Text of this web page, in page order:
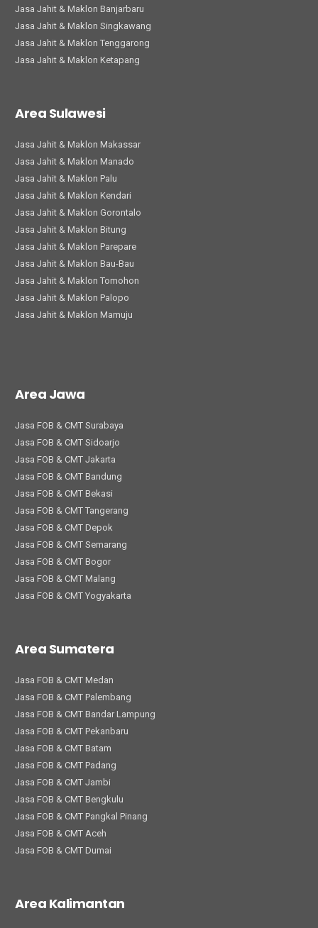
Jasa Jahit & Maklon Banjarbaru
Jasa Jahit & Maklon Singkawang
Jasa Jahit & Maklon Tenggarong
Jasa Jahit & Maklon Ketapang
Area Sulawesi
Jasa Jahit & Maklon Makassar
Jasa Jahit & Maklon Manado
Jasa Jahit & Maklon Palu
Jasa Jahit & Maklon Kendari
Jasa Jahit & Maklon Gorontalo
Jasa Jahit & Maklon Bitung
Jasa Jahit & Maklon Parepare
Jasa Jahit & Maklon Bau-Bau
Jasa Jahit & Maklon Tomohon
Jasa Jahit & Maklon Palopo
Jasa Jahit & Maklon Mamuju
Area Jawa
Jasa FOB & CMT Surabaya
Jasa FOB & CMT Sidoarjo
Jasa FOB & CMT Jakarta
Jasa FOB & CMT Bandung
Jasa FOB & CMT Bekasi
Jasa FOB & CMT Tangerang
Jasa FOB & CMT Depok
Jasa FOB & CMT Semarang
Jasa FOB & CMT Bogor
Jasa FOB & CMT Malang
Jasa FOB & CMT Yogyakarta
Area Sumatera
Jasa FOB & CMT Medan
Jasa FOB & CMT Palembang
Jasa FOB & CMT Bandar Lampung
Jasa FOB & CMT Pekanbaru
Jasa FOB & CMT Batam
Jasa FOB & CMT Padang
Jasa FOB & CMT Jambi
Jasa FOB & CMT Bengkulu
Jasa FOB & CMT Pangkal Pinang
Jasa FOB & CMT Aceh
Jasa FOB & CMT Dumai
Area Kalimantan